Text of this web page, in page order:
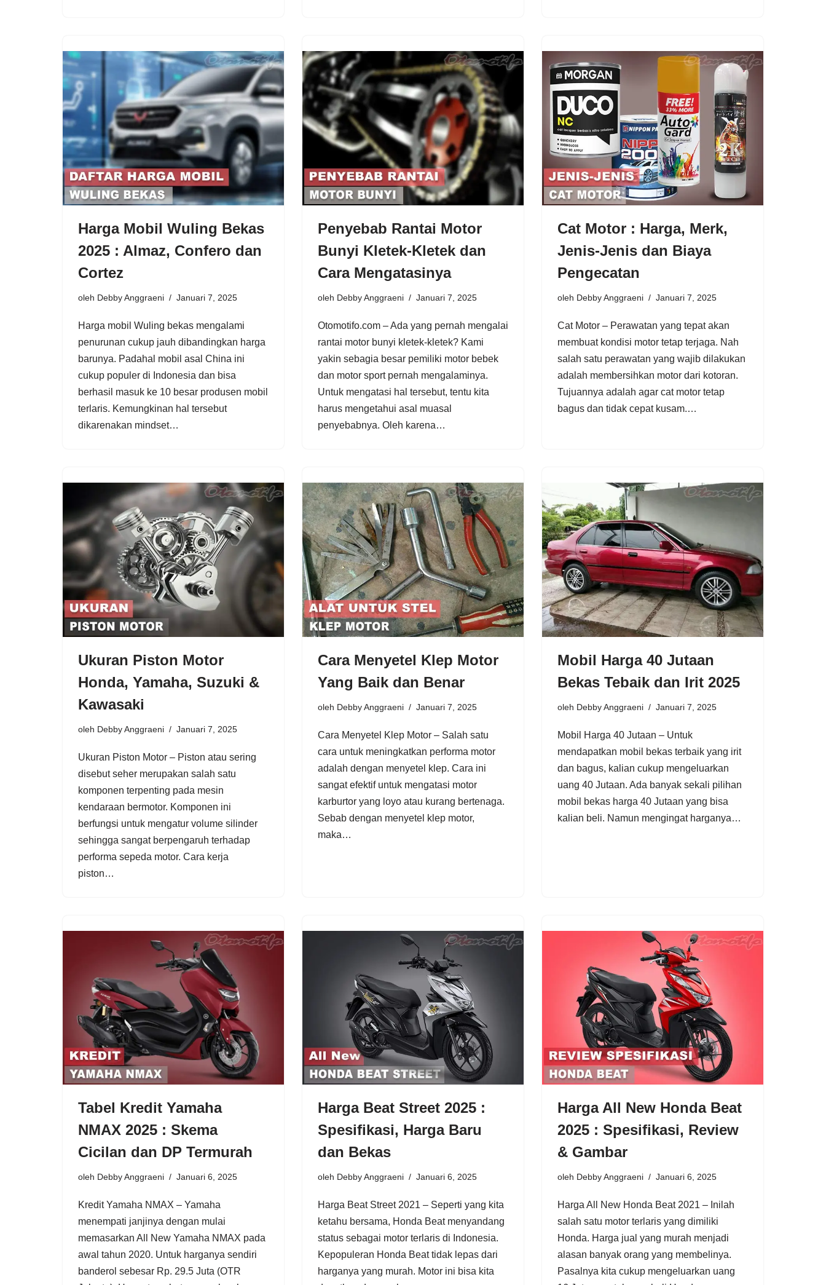
Harga Mobil Wuling Bekas
2025 : Almaz, Confero dan
Cortez
oleh Debby Anggraeni Januari 7, 2025
Harga mobil Wuling bekas mengalami
penurunan cukup jauh dibandingkan harga
barunya. Padahal mobil asal China ini
cukup populer di Indonesia dan bisa
berhasil masuk ke 10 besar produsen mobil
terlaris. Kemungkinan hal tersebut
dikarenakan mindset…
Penyebab Rantai Motor
Bunyi Kletek-Kletek dan
Cara Mengatasinya
oleh Debby Anggraeni Januari 7, 2025
Otomotifo.com – Ada yang pernah mengalai
rantai motor bunyi kletek-kletek? Kami
yakin sebagia besar pemiliki motor bebek
dan motor sport pernah mengalaminya.
Untuk mengatasi hal tersebut, tentu kita
harus mengetahui asal muasal
penyebabnya. Oleh karena…
Cat Motor : Harga, Merk,
Jenis-Jenis dan Biaya
Pengecatan
oleh Debby Anggraeni Januari 7, 2025
Cat Motor – Perawatan yang tepat akan
membuat kondisi motor tetap terjaga. Nah
salah satu perawatan yang wajib dilakukan
adalah membersihkan motor dari kotoran.
Tujuannya adalah agar cat motor tetap
bagus dan tidak cepat kusam.…
Ukuran Piston Motor
Honda, Yamaha, Suzuki &
Kawasaki
oleh Debby Anggraeni Januari 7, 2025
Ukuran Piston Motor – Piston atau sering
disebut seher merupakan salah satu
komponen terpenting pada mesin
kendaraan bermotor. Komponen ini
berfungsi untuk mengatur volume silinder
sehingga sangat berpengaruh terhadap
performa sepeda motor. Cara kerja
piston…
Cara Menyetel Klep Motor
Yang Baik dan Benar
oleh Debby Anggraeni Januari 7, 2025
Cara Menyetel Klep Motor – Salah satu
cara untuk meningkatkan performa motor
adalah dengan menyetel klep. Cara ini
sangat efektif untuk mengatasi motor
karburtor yang loyo atau kurang bertenaga.
Sebab dengan menyetel klep motor,
maka…
Mobil Harga 40 Jutaan
Bekas Tebaik dan Irit 2025
oleh Debby Anggraeni Januari 7, 2025
Mobil Harga 40 Jutaan – Untuk
mendapatkan mobil bekas terbaik yang irit
dan bagus, kalian cukup mengeluarkan
uang 40 Jutaan. Ada banyak sekali pilihan
mobil bekas harga 40 Jutaan yang bisa
kalian beli. Namun mengingat harganya…
Tabel Kredit Yamaha
NMAX 2025 : Skema
Cicilan dan DP Termurah
oleh Debby Anggraeni Januari 6, 2025
Kredit Yamaha NMAX – Yamaha
menempati janjinya dengan mulai
memasarkan All New Yamaha NMAX pada
awal tahun 2020. Untuk harganya sendiri
banderol sebesar Rp. 29.5 Juta (OTR
Harga Beat Street 2025 :
Spesifikasi, Harga Baru
dan Bekas
oleh Debby Anggraeni Januari 6, 2025
Harga Beat Street 2021 – Seperti yang kita
ketahu bersama, Honda Beat menyandang
status sebagai motor terlaris di Indonesia.
Kepopuleran Honda Beat tidak lepas dari
harganya yang murah. Motor ini bisa kita
Harga All New Honda Beat
2025 : Spesifikasi, Review
& Gambar
oleh Debby Anggraeni Januari 6, 2025
Harga All New Honda Beat 2021 – Inilah
salah satu motor terlaris yang dimiliki
Honda. Harga jual yang murah menjadi
alasan banyak orang yang membelinya.
Pasalnya kita cukup mengeluarkan uang